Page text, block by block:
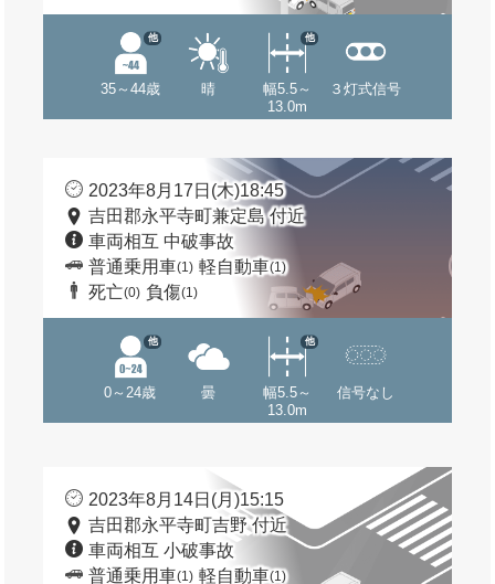
35～44歳
他
晴
幅5.5～
13.0m
他
３灯式信号
2023年8月17日(木)18:45
吉田郡永平寺町兼定島 付近
車両相互 中破事故
普通乗用車(1) 軽自動車(1)
死亡(0) 負傷(1)
0～24歳
他
曇
幅5.5～
13.0m
他
信号なし
2023年8月14日(月)15:15
吉田郡永平寺町吉野 付近
車両相互 小破事故
普通乗用車(1) 軽自動車(1)